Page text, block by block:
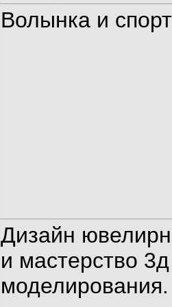
Волынка и спорт
Дизайн
и мастерство 3д
моделирования.